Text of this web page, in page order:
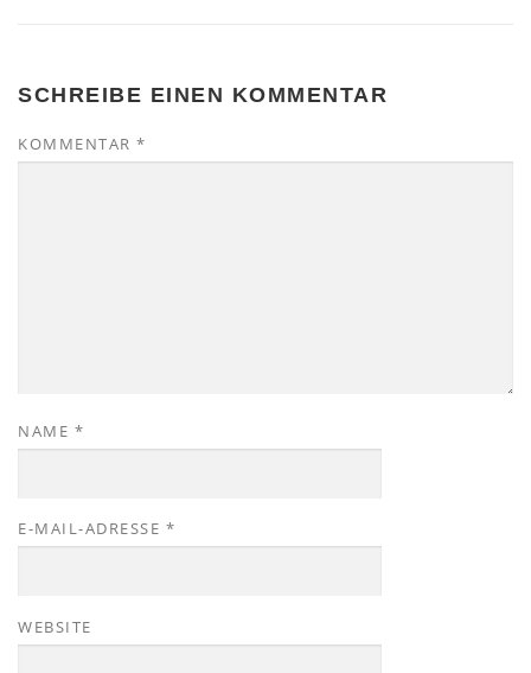
SCHREIBE EINEN KOMMENTAR
KOMMENTAR *
NAME *
E-MAIL-ADRESSE *
WEBSITE